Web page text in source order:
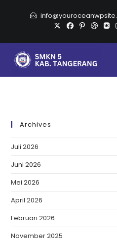
Archives
Juli 2026
Juni 2026
Mei 2026
April 2026
Februari 2026
November 2025